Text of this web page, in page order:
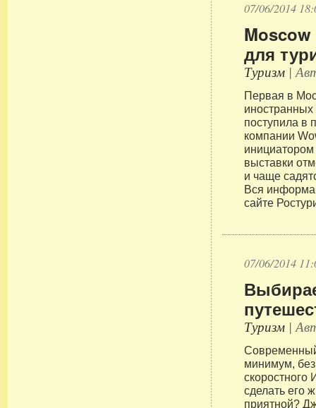
07/06/2014
Moscow
для
Туризм |
Первая в
иностранных
поступила в
компании
инициатором
выставки
и чаще
Вся
сайте
07/06/2014
Туризм |
минимум,
скоростного
сделать его
приятной?